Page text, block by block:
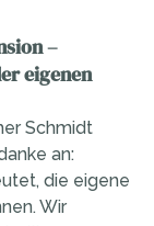
–
eigenen
Schmidt
an:
die eigene
Wir